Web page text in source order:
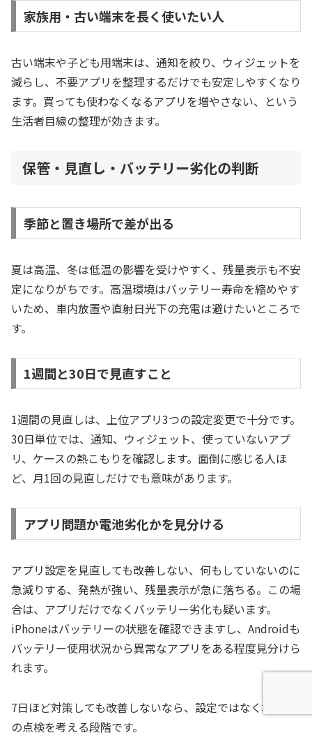
家族用・古い端末を長く使いたい人
古い端末や子ども用端末は、通知を絞り、ウィジェットを
減らし、不要アプリを整理するだけでも安定しやすくなり
ます。買っても使わなくなるアプリを増やさない、という
生活者目線の整理が効きます。
保管・見直し・バッテリー劣化の判断
季節と置き場所で差が出る
夏は高温、冬は低温の影響を受けやすく、残量表示も不安
定になりがちです。高温環境はバッテリー寿命を縮めやす
いため、車内放置や直射日光下の充電は避けたいところで
す。
1週間と30日で見直すこと
1週間の見直しは、上位アプリ3つの設定変更で十分です。
30日単位では、通知、ウィジェット、使っていないアプ
リ、ケースの熱こもりを確認します。面倒に感じる人ほ
ど、月1回の見直しだけでも意味があります。
アプリ問題か電池劣化かを見分ける
アプリ設定を見直しても改善しない、何もしていないのに
急減りする、発熱が強い、残量表示が急に落ちる。この場
合は、アプリだけでなくバッテリー劣化も疑います。
iPhoneはバッテリーの状態を確認できますし、Androidも
バッテリー使用状況から異常なアプリをある程度見分けら
れます。
7日ほど対策しても改善しないなら、設定ではなく本体側
の点検を考える段階です。